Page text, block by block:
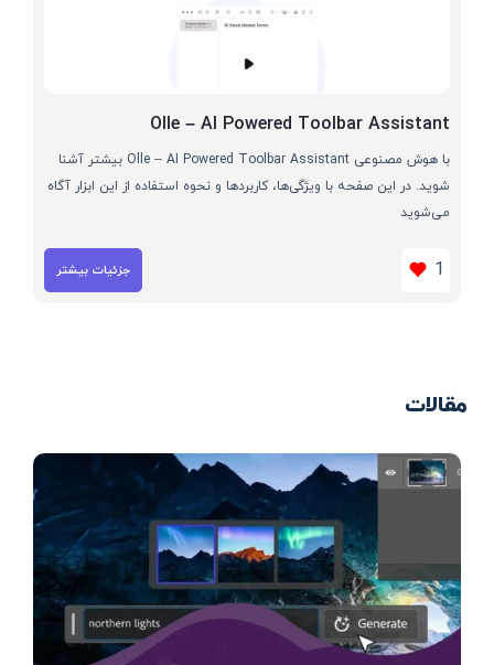
Olle – AI Powered Toolbar Assistant
با هوش مصنوعی Olle – AI Powered Toolbar Assistant بیشتر آشنا
شوید. در این صفحه با ویژگی‌ها، کاربردها و نحوه استفاده از این ابزار آگاه
می‌شوید
1 جزئیات بیشتر
مقالات